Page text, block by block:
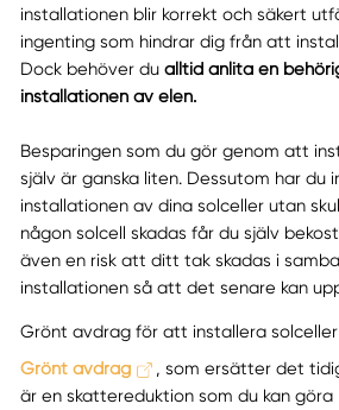
installationen blir korrekt och säkert
ingenting som hindrar dig från att
Dock behöver dualltid anlita en
installationen av elen.
Besparingen som du gör genom att
själv är ganska liten. Dessutom har du
installationen av dina solceller utan
någon solcell skadas får du själv
även en risk att ditt tak skadas i
installationen så att det senare kan
Grönt avdrag för att installera solceller
Grönt avdrag
, som ersätter det
är en skattereduktion som du kan